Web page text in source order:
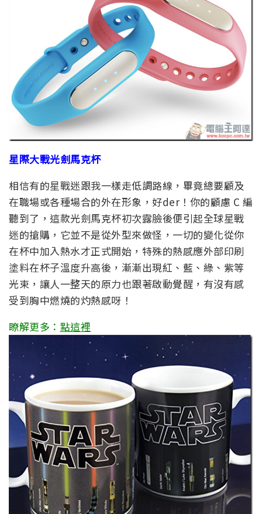
星際大戰光劍馬克杯
相信有的星戰迷跟我一樣走低調路線，畢竟總要顧及
在職場或各種場合的外在形象，好der！你的顧慮 C 編
聽到了，這款光劍馬克杯初次露臉後便引起全球星戰
迷的搶購，它並不是從外型來做怪，一切的變化從你
在杯中加入熱水才正式開始，特殊的熱感應外部印刷
塗料在杯子溫度升高後，漸漸出現紅、藍、綠、紫等
光束，讓人一整天的原力也跟著啟動覺醒，有沒有感
受到胸中燃燒的灼熱感呀！
瞭解更多： 點這裡